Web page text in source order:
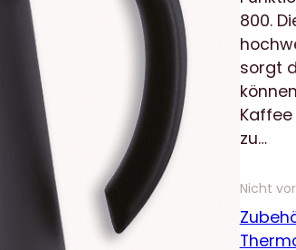
800.
sorgt
zu…
Nicht